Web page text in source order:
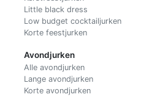
Little black dress
Low budget cocktailjurken
Korte feestjurken
Avondjurken
Alle avondjurken
Lange avondjurken
Korte avondjurken